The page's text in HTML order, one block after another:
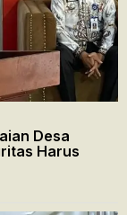
Desa
Harus